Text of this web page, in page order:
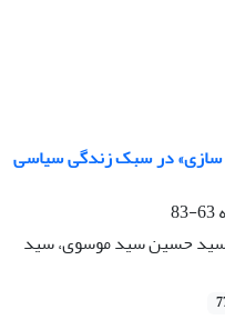
سازی» در سبک زندگی سیاسی
63-83
سید حسین سید موسوی، سید